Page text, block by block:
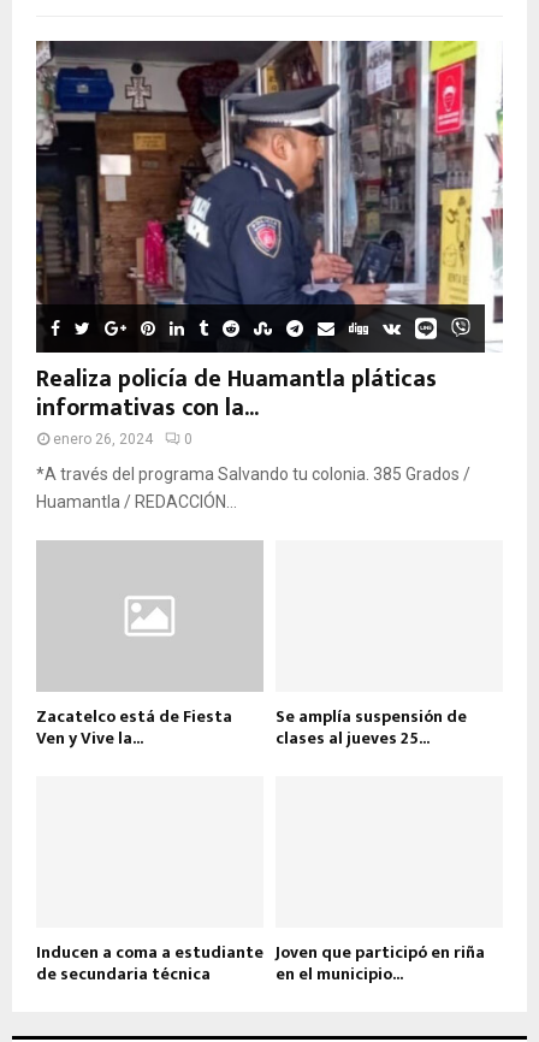
Realiza policía de Huamantla pláticas
informativas con la...
enero 26, 2024 0
*A través del programa Salvando tu colonia. 385 Grados /
Huamantla / REDACCIÓN...
Zacatelco está de Fiesta
Ven y Vive la...
Se amplía suspensión de
clases al jueves 25...
Inducen a coma a estudiante
de secundaria técnica
Joven que participó en riña
en el municipio...